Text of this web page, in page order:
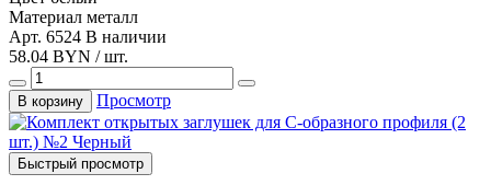
Материал металл
Арт. 6524 В наличии
58.04 BYN / шт.
В корзину Просмотр
Быстрый просмотр